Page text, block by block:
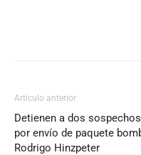
Artículo anterior
Detienen a dos
por envío de paquete
Rodrigo Hinzpeter